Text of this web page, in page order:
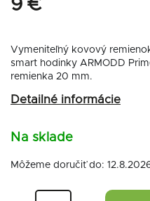
9 €
Vymeniteľný kovový
smart hodinky ARMODD
remienka 20 mm.
Detailné informácie
Na sklade
Môžeme doručiť do: